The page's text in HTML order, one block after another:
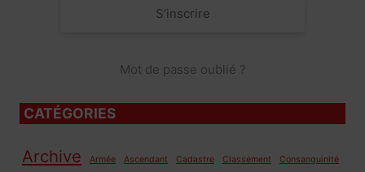
S’inscrire
Mot de passe oublié ?
CATÉGORIES
Archive Armée Ascendant Cadastre Classement Consanguinité